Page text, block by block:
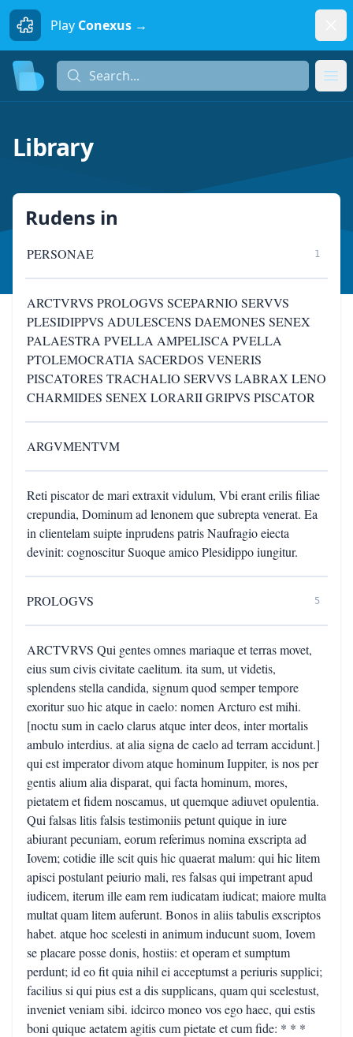
Play Conexus →
Search...
Library
Rudens in
PERSONAE 1
ARCTVRVS PROLOGVS SCEPARNIO SERVVS
PLESIDIPPVS ADULESCENS DAEMONES SENEX
PALAESTRA PVELLA AMPELISCA PVELLA
PTOLEMOCRATIA SACERDOS VENERIS
PISCATORES TRACHALIO SERVVS LABRAX LENO
CHARMIDES SENEX LORARII GRIPVS PISCATOR
ARGVMENTVM
Reti piscator de mari extraxit vidulum, Vbi erant erilis filiae
crepundia, Dominum ad lenonem que subrepta venerat. Ea
in clientelam suipte inprudens patris Naufragio eiecta
devinit: cognoscitur Suoque amico Plesidippo iungitur.
PROLOGVS 5
ARCTVRVS Qui gentes omnes mariaque et terras movet,
eius sum civis civitate caelitum. ita sum, ut videtis,
splendens stella candida, signum quod semper tempore
exoritur suo hic atque in caelo: nomen Arcturo est mihi.
[noctu sum in caelo clarus atque inter deos, inter mortalis
ambulo interdius. at alia signa de caelo ad terram accidunt.]
qui est imperator divom atque hominum Iuppiter, is nos per
gentis alium alia disparat, qui facta hominum, mores,
pietatem et fidem noscamus, ut quemque adiuvet opulentia.
Qui falsas litis falsis testimoniis petunt quique in iure
abiurant pecuniam, eorum referimus nomina exscripta ad
Iovem; cotidie ille scit quis hic quaerat malum: qui hic litem
apisci postulant peiurio mali, res falsas qui impetrant apud
iudicem, iterum ille eam rem iudicatam iudicat; maiore multa
multat quam litem auferunt. Bonos in aliis tabulis exscriptos
habet. atque hoc scelesti in animum inducunt suom, Iovem
se placare posse donis, hostiis: et operam et sumptum
perdunt; id eo fit quia nihil ei acceptumst a periuris supplici;
facilius si qui pius est a dis supplicans, quam qui scelestust,
inveniet veniam sibi. idcirco moneo vos ego haec, qui estis
boni quique aetatem agitis cum pietate et cum fide: * * *